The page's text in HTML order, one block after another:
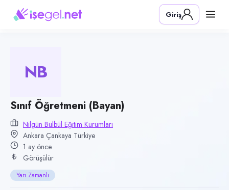
Pozisyon
Sınıf Öğretmeni (Bayan)
Kategori
Konum
Çankaya, Ankara
Çalışma şekli
Yarı Zamanlı · Ofis
Yayın tarihi
25 Haziran 2026
Giriş
NB
Sınıf Öğretmeni (Bayan)
Nilgün Bülbül Eğitim Kurumları
Ankara Çankaya Türkiye
1 ay önce
Görüşülür
Yarı Zamanlı